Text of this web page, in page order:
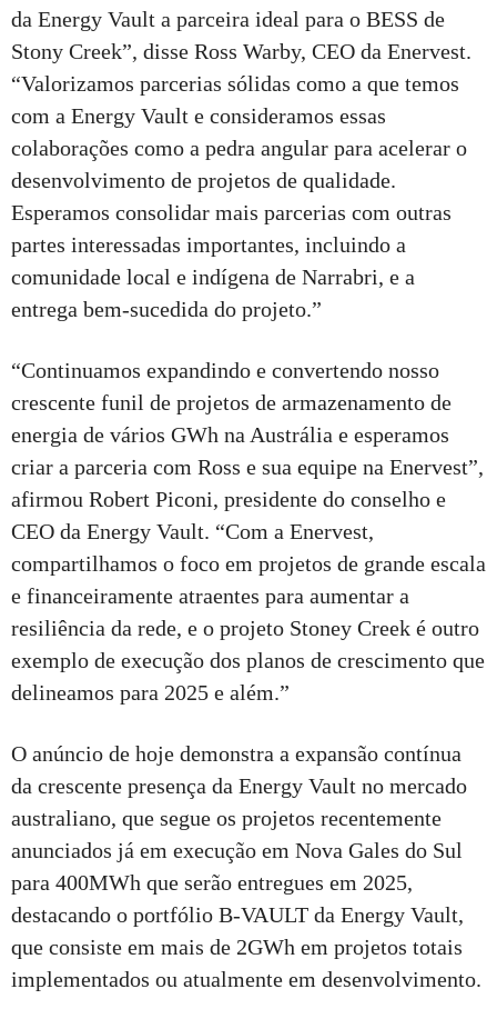
da Energy Vault a parceira ideal para o BESS de
Stony Creek”, disse Ross Warby, CEO da Enervest.
“Valorizamos parcerias sólidas como a que temos
com a Energy Vault e consideramos essas
colaborações como a pedra angular para acelerar o
desenvolvimento de projetos de qualidade.
Esperamos consolidar mais parcerias com outras
partes interessadas importantes, incluindo a
comunidade local e indígena de Narrabri, e a
entrega bem-sucedida do projeto.”
“Continuamos expandindo e convertendo nosso
crescente funil de projetos de armazenamento de
energia de vários GWh na Austrália e esperamos
criar a parceria com Ross e sua equipe na Enervest”,
afirmou Robert Piconi, presidente do conselho e
CEO da Energy Vault. “Com a Enervest,
compartilhamos o foco em projetos de grande escala
e financeiramente atraentes para aumentar a
resiliência da rede, e o projeto Stoney Creek é outro
exemplo de execução dos planos de crescimento que
delineamos para 2025 e além.”
O anúncio de hoje demonstra a expansão contínua
da crescente presença da Energy Vault no mercado
australiano, que segue os projetos recentemente
anunciados já em execução em Nova Gales do Sul
para 400MWh que serão entregues em 2025,
destacando o portfólio B-VAULT da Energy Vault,
que consiste em mais de 2GWh em projetos totais
implementados ou atualmente em desenvolvimento.